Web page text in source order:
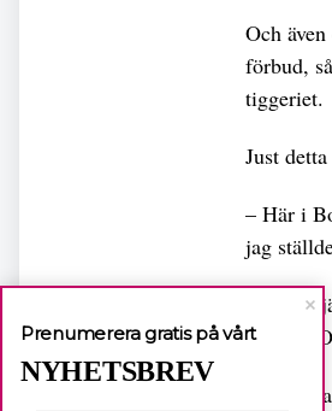
Och
förbud,
tiggeriet.
Just
­– Här i
jag
ifall de
Borås”.
frågade
Prenumerera gratis på vårt
NYHETSBREV